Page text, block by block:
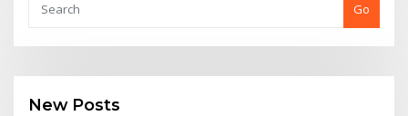
Go
New Posts